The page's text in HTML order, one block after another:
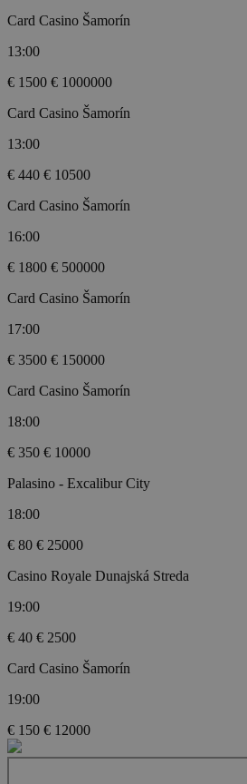
Card Casino Šamorín
13:00
€ 1500 € 1000000
Card Casino Šamorín
13:00
€ 440 € 10500
Card Casino Šamorín
16:00
€ 1800 € 500000
Card Casino Šamorín
17:00
€ 3500 € 150000
Card Casino Šamorín
18:00
€ 350 € 10000
Palasino - Excalibur City
18:00
€ 80 € 25000
Casino Royale Dunajská Streda
19:00
€ 40 € 2500
Card Casino Šamorín
19:00
€ 150 € 12000